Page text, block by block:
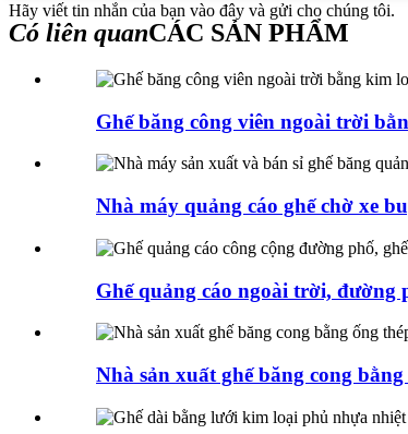
Hãy viết tin nhắn của bạn vào đây và gửi cho chúng tôi.
Có liên quanCÁC SẢN PHẨM
Ghế băng công viên ngoài trời
Nhà máy quảng cáo ghế chờ xe
Ghế quảng cáo ngoài trời, đường
Nhà sản xuất ghế băng cong